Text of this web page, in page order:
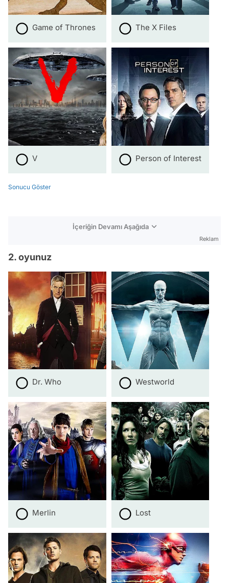
Game of Thrones The X Files
V Person of Interest
Sonucu Göster
İçeriğin Devamı Aşağıda
Reklam
2. oyunuz
Dr. Who Westworld
Merlin Lost